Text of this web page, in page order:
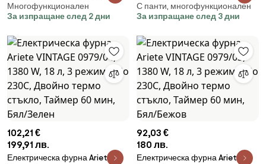
VINTAGE 3919/05, 800W, 10 л, 3
режима, До 230°C, Двойно
Син
Многофункционален
За изпращане след 2 дни
VINTAGE 3919/04, 800W, 10 л, 3
режима, До 230°C, Двойно
Зелен
С панти, многофункционален
За изпращане след 3 дни
102,21 €
199,91 лв.
Електрическа фурна Ariete
92,03 €
180 лв.
Електрическа фурна Ariete